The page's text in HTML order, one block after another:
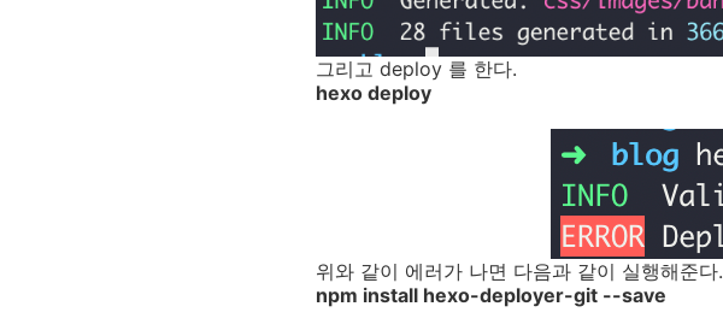
그리고 deploy 를 한다.
hexo deploy
위와 같이 에러가 나면 다음과 같이 실행해준다.
npm install hexo-deployer-git --save